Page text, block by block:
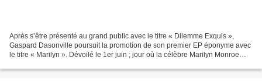
Après s’être présenté au grand public avec le titre « Dilemme Exquis »,
Gaspard Dasonville poursuit la promotion de son premier EP éponyme avec
le titre « Marilyn ». Dévoilé le 1er juin ; jour où la célèbre Marilyn Monroe